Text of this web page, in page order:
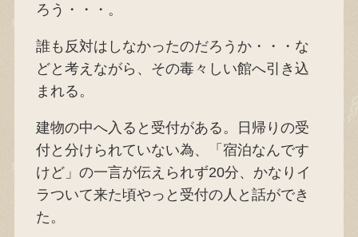
ろう・・・。
誰も反対はしなかったのだろうか・・・な
どと考えながら、その毒々しい館へ引き込
まれる。
建物の中へ入ると受付がある。日帰りの受
付と分けられていない為、「宿泊なんです
けど」の一言が伝えられず20分、かなりイ
ラついて来た頃やっと受付の人と話ができ
た。